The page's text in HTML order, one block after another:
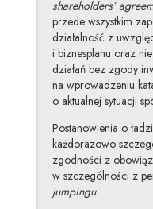
shareholders’
przede wszystkim
działalność z
i biznesplanu oraz
działań bez zgody
na wprowadzeniu
o aktualnej sytuacji
Postanowienia o
każdorazowo
zgodności z
w szczególności z
jumpingu.